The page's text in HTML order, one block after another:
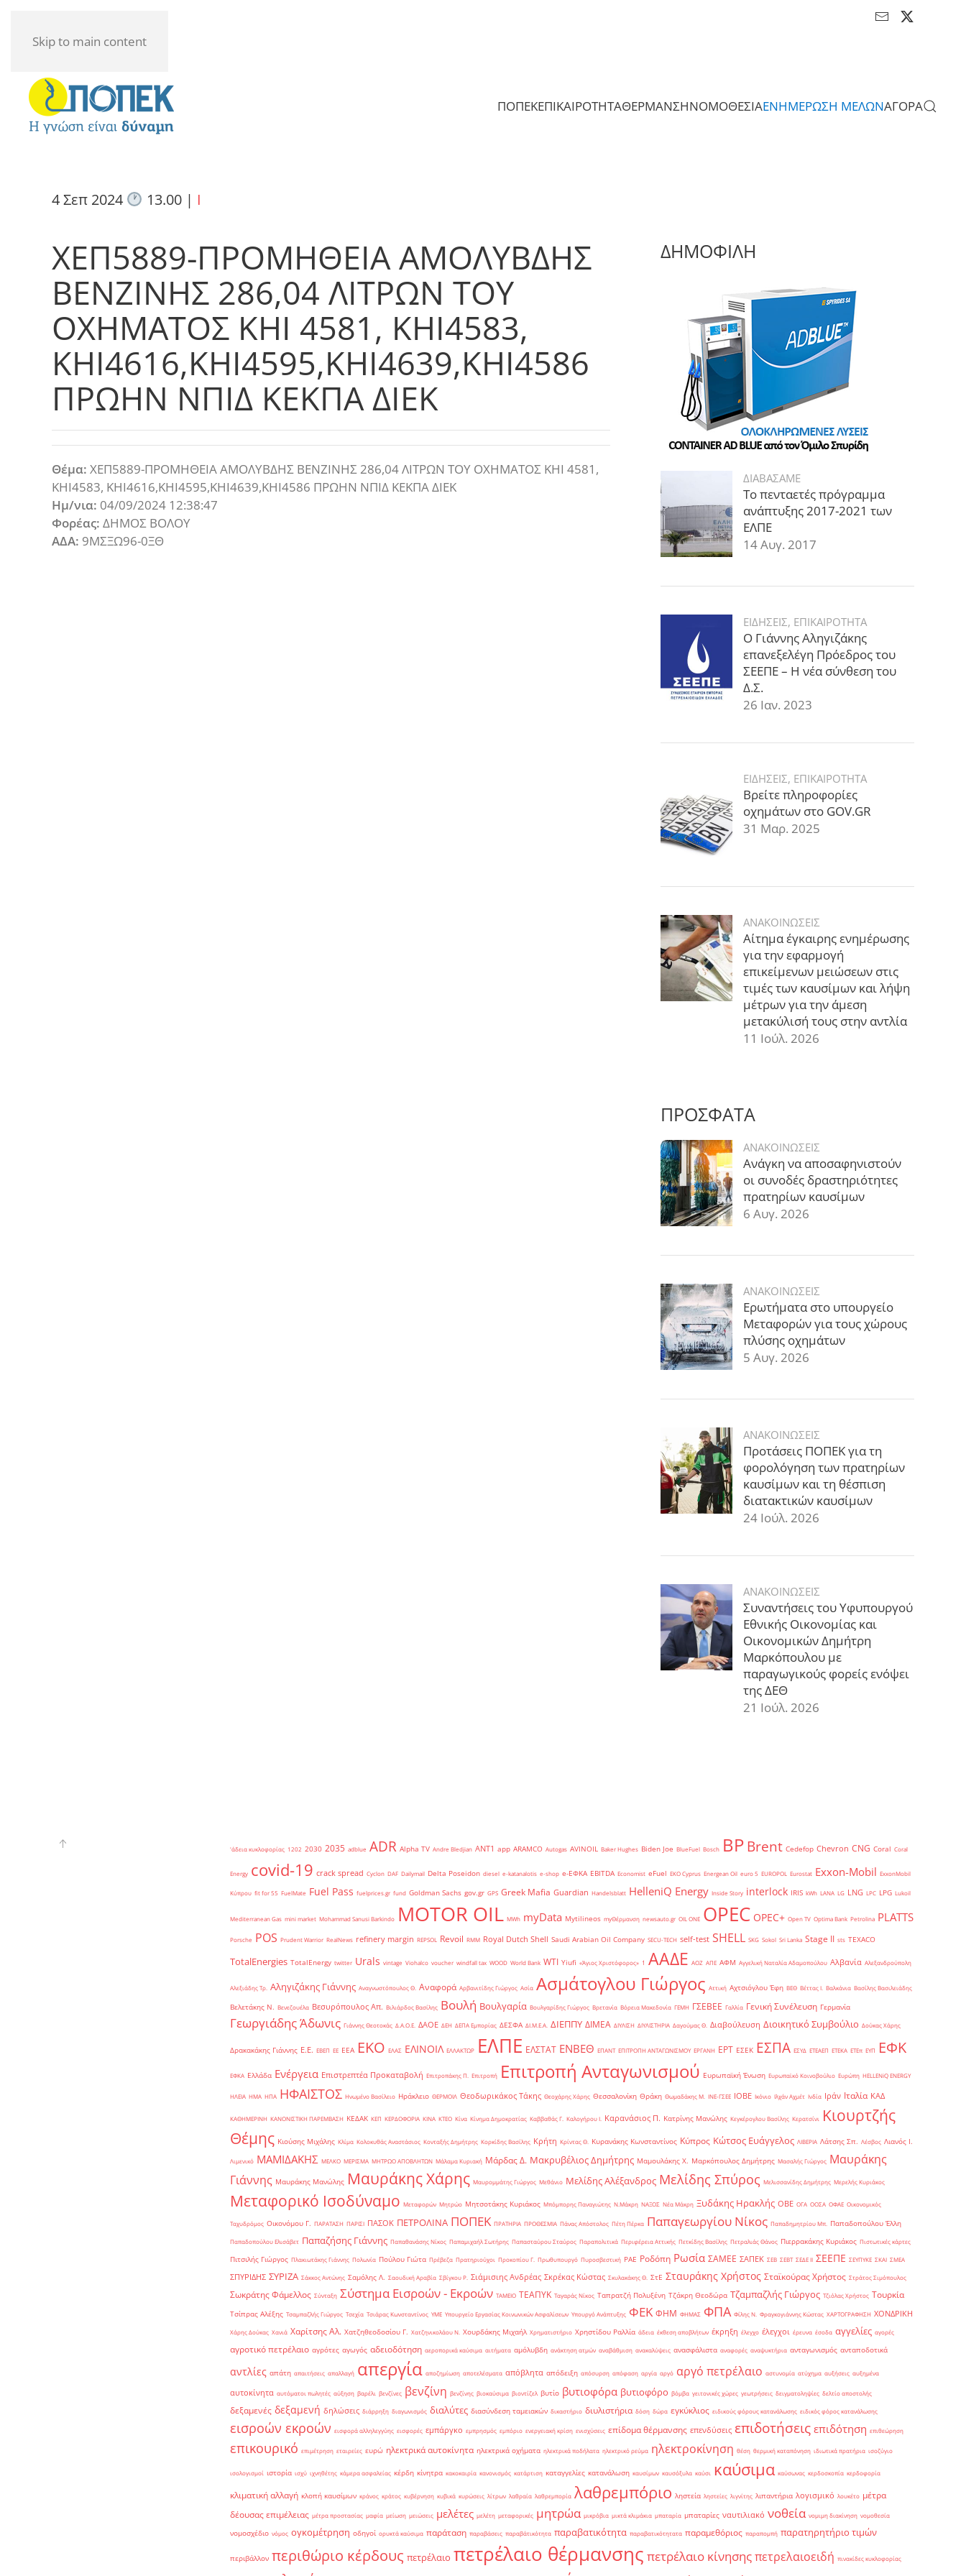
Skip to main content
ΠΟΠΕΚΕΠΙΚΑΙΡΟΤΗΤΑΘΕΡΜΑΝΣΗΝΟΜΟΘΕΣΙΑΕΝΗΜΕΡΩΣΗ ΜΕΛΩΝΑΓΟΡΑ
4 Σεπ 2024 13.00| I
ΧΕΠ5889-ΠΡΟΜΗΘΕΙΑ ΑΜΟΛΥΒΔΗΣ
ΒΕΝΖΙΝΗΣ 286,04 ΛΙΤΡΩΝ ΤΟΥ
ΟΧΗΜΑΤΟΣ ΚΗΙ 4581, ΚΗΙ4583,
ΚΗΙ4616,ΚΗΙ4595,ΚΗΙ4639,ΚΗΙ4586
ΠΡΩΗΝ ΝΠΙΔ ΚΕΚΠΑ ΔΙΕΚ
Θέμα: ΧΕΠ5889-ΠΡΟΜΗΘΕΙΑ ΑΜΟΛΥΒΔΗΣ ΒΕΝΖΙΝΗΣ 286,04 ΛΙΤΡΩΝ ΤΟΥ ΟΧΗΜΑΤΟΣ ΚΗΙ 4581,
ΚΗΙ4583, ΚΗΙ4616,ΚΗΙ4595,ΚΗΙ4639,ΚΗΙ4586 ΠΡΩΗΝ ΝΠΙΔ ΚΕΚΠΑ ΔΙΕΚ
Ημ/νια: 04/09/2024 12:38:47
Φορέας: ΔΗΜΟΣ ΒΟΛΟΥ
ΑΔΑ: 9ΜΣΞΩ96-0ΞΘ
ΔΗΜΟΦΙΛΗ
ΔΙΑΒΑΣΑΜΕ
Το πενταετές πρόγραμμα
ανάπτυξης 2017-2021 των
ΕΛΠΕ
14 Αυγ. 2017
ΕΙΔΗΣΕΙΣ, ΕΠΙΚΑΙΡΟΤΗΤΑ
Ο Γιάννης Αληγιζάκης
επανεξελέγη Πρόεδρος του
ΣΕΕΠΕ – Η νέα σύνθεση του
Δ.Σ.
26 Ιαν. 2023
ΕΙΔΗΣΕΙΣ, ΕΠΙΚΑΙΡΟΤΗΤΑ
Βρείτε πληροφορίες
οχημάτων στο GOV.GR
31 Μαρ. 2025
ΑΝΑΚΟΙΝΩΣΕΙΣ
Αίτημα έγκαιρης ενημέρωσης
για την εφαρμογή
επικείμενων μειώσεων στις
τιμές των καυσίμων και λήψη
μέτρων για την άμεση
μετακύλισή τους στην αντλία
11 Ιούλ. 2026
ΠΡΟΣΦΑΤΑ
ΑΝΑΚΟΙΝΩΣΕΙΣ
Ανάγκη να αποσαφηνιστούν
οι συνοδές δραστηριότητες
πρατηρίων καυσίμων
6 Αυγ. 2026
ΑΝΑΚΟΙΝΩΣΕΙΣ
Ερωτήματα στο υπουργείο
Μεταφορών για τους χώρους
πλύσης οχημάτων
5 Αυγ. 2026
ΑΝΑΚΟΙΝΩΣΕΙΣ
Προτάσεις ΠΟΠΕΚ για τη
φορολόγηση των πρατηρίων
καυσίμων και τη θέσπιση
διατακτικών καυσίμων
24 Ιούλ. 2026
ΑΝΑΚΟΙΝΩΣΕΙΣ
Συναντήσεις του Υφυπουργού
Εθνικής Οικονομίας και
Οικονομικών Δημήτρη
Μαρκόπουλου με
παραγωγικούς φορείς ενόψει
της ΔΕΘ
21 Ιούλ. 2026
'άδεια κυκλοφορίας 1202 2030 2035 adblue ADR Alpha TV Andre Bledjian ANT1 app ARAMCO Autogas AVINOIL Baker Hughes Biden Joe BlueFuel Bosch BPBrent Cedefop Chevron CNG Coral Coral
Energy covid-19 crack spread Cyclon DAF Dailymail Delta Poseidon diesel e-katanalotis e-shop e-ΕΦΚΑ EBITDA Economist eFuel EKO Cyprus Energean Oil euro 5 EUROPOL Eurostat Exxon-Mobil ExxonMobil
Κύπρου fit for 55 FuelMate Fuel Pass fuelprices.gr fund Goldman Sachs gov.gr GPS Greek Mafia Guardian Handelsblatt HelleniQ Energy Inside Story interlock IRIS kWh LANA LG LNG LPC LPG Lukoil
Mediterranean Gas mini market Mohammad Sanusi Barkindo MOTOR OIL MWh myData Mytilineos myΘέρμανση newsauto.gr OIL ONE OPEC OPEC+ Open TV Optima Bank Petrolina PLATTS
Porsche POS Prudent Warrior RealNews refinery margin REPSOL Revoil RMM Royal Dutch Shell Saudi Arabian Oil Company SECU-TECH self-test SHELL SKG Sokol Sri Lanka Stage II sts TEXACO
TotalEnergies TotalEnergy twitter Urals vintage Viohalco voucher windfall tax WOOD World Bank WTI Yiufi «Άγιος Χριστόφορος» ΄1 ΑΑΔΕ ΑΟΖ ΑΠΕ ΑΦΜ Αγγελική Ναταλία Αδαμοπούλου Αλβανία Αλεξανδρούπολη
Αλεξιάδης Τρ. Αληγιζάκης Γιάννης Αναγνωστόπουλος Θ. Αναφορά Αρβανιτίδης Γιώργος Ασία Ασμάτογλου Γιώργος Αττική Αχτσιόγλου Έφη ΒΕΘ Βέττας Ι. Βαλκάνια Βασίλης Βασιλειάδης
Βελετάκης Ν. Βενεζουέλα Βεσυρόπουλος Απ. Βιλιάρδος Βασίλης Βουλή Βουλγαρία Βουλγαρίδης Γιώργος Βρετανία Βόρεια Μακεδονία ΓΕΜΗ ΓΣΕΒΕΕ Γαλλία Γενική Συνέλευση Γερμανία
Γεωργιάδης Άδωνις Γιάννης Θεοτοκάς Δ.Α.Ο.Ε. ΔΑΟΕ ΔΕΗ ΔΕΠΑ Εμπορίας ΔΕΣΦΑ ΔΙ.Μ.Ε.Α. ΔΙΕΠΠΥ ΔΙΜΕΑ ΔΙΥΛΙΣΗ ΔΙΥΛΙΣΤΗΡΙΑ Δαγούμας Θ. Διαβούλευση Διοικητικό Συμβούλιο Δούκας Χάρης
Δρακακάκης Γιάννης Ε.Ε. ΕΒΕΠ ΕΕ ΕΕΑ ΕΚΟ ΕΛΑΣ ΕΛΙΝΟΙΛ ΕΛΛΑΚΤΩΡ ΕΛΠΕ ΕΛΣΤΑΤ ΕΝΒΕΘ ΕΠΑΝΤ ΕΠΙΤΡΟΠΗ ΑΝΤΑΓΩΝΙΣΜΟΥ ΕΡΓΑΝΗ ΕΡΤ ΕΣΕΚ ΕΣΠΑ ΕΣΥΔ ΕΤΕΑΕΠ ΕΤΕΚΑ ΕΤΕπ ΕΥΠ ΕΦΚ
ΕΦΚΑ Ελλάδα Ενέργεια Επιστρεπτέα Προκαταβολή Επιτροπάκης Π. Επιτροπή Επιτροπή Ανταγωνισμού Ευρωπαϊκή Ένωση Ευρωπαϊκό Κοινοβούλιο Ευρώπη ΗELLENiQ ENERGY
ΗΛΕΙΑ ΗΜΑ ΗΠΑ ΗΦΑΙΣΤΟΣ Ηνωμένο Βασίλειο Ηράκλειο ΘΕΡΜΟΙΛ Θεοδωρικάκος Τάκης Θεοχάρης Χάρης Θεσσαλονίκη Θράκη Θωμαδάκης Μ. ΙΝΕ-ΓΣΕΕ ΙΟΒΕ Ικόνιο Ιλχάν Αχμέτ Ινδία Ιράν Ιταλία ΚΑΔ
ΚΑΘΗΜΕΡΙΝΗ ΚΑΝΟΝΙΣΤΙΚΗ ΠΑΡΕΜΒΑΣΗ ΚΕΔΑΚ ΚΕΠ ΚΕΡΔΟΦΟΡΙΑ ΚΙΝΑ ΚΤΕΟ Κίνα Κίνημα Δημοκρατίας Καββαθάς Γ. Καλογήρου Ι. Καρανάσιος Π. Κατρίνης Μανώλης Κεγκέρογλου Βασίλης Κερατσίνι
Κιουρτζής
Θέμης Κιούσης Μιχάλης Κλίμα Κολοκυθάς Αναστάσιος Κονταξής Δημήτρης Κορκίδης Βασίλης Κρήτη Κρίντας Θ. Κυρανάκης Κωνσταντίνος Κύπρος Κώτσος Ευάγγελος ΛΙΒΕΡΙΑ Λάτσης Σπ. Λέσβος Λιανός Ι.
Λιμενικό ΜΑΜΙΔΑΚΗΣ ΜΕΛΚΟ ΜΕΡΙΣΜΑ ΜΗΤΡΩΟ ΑΠΟΒΛΗΤΩΝ Μάλαμα Κυριακή Μάρδας Δ. Μακρυβέλιος Δημήτρης Μαμουλάκης Χ. Μαρκόπουλος Δημήτρης Μασαλής Γιώργος Μαυράκης
Γιάννης Μαυράκης Μανώλης Μαυράκης Χάρης Μαυρομμάτης Γιώργος Μεθάνιο Μελίδης Αλέξανδρος Μελίδης Σπύρος Μελισσανίδης Δημήτρης Μερελής Κυριάκος
Μεταφορικό Ισοδύναμο Μεταφορών Μητρώο Μητσοτάκης Κυριάκος Μπόμπορης Παναγιώτης Ν.Μάκρη ΝΑΞΟΣ Νέα Μάκρη Ξυδάκης Ηρακλής ΟΒΕ ΟΓΑ ΟΟΣΑ ΟΦΑΕ Οικονομικός
Ταχυδρόμος Οικονόμου Γ. ΠΑΡΑΤΑΣΗ ΠΑΡΙΣΙ ΠΑΣΟΚ ΠΕΤΡΟΛΙΝΑ ΠΟΠΕΚ ΠΡΑΤΗΡΙΑ ΠΡΟΘΕΣΜΙΑ Πάνας Απόστολος Πέτη Πέρκα Παπαγεωργίου Νίκος Παπαδημητρίου Μπ. Παπαδοπούλου Έλλη
Παπαδοπούλου Ελισάβετ Παπαζήσης Γιάννης Παπαθανάσης Νίκος Παπαμιχαήλ Σωτήρης Παπασταύρου Σταύρος Παραπολιτικά Περιφέρεια Αττικής Πετκίδης Βασίλης Πετραλιάς Θάνος Πιερρακάκης Κυριάκος Πιστωτικές κάρτες
Πιτσιλής Γιώργος Πλακιωτάκης Γιάννης Πολωνία Πούλου Γιώτα Πρέβεζα Πρατηριούχοι Προκοπίου Γ. Πρωθυπουργό Πυροσβεστική ΡΑΕ Ροδόπη Ρωσία ΣΑΜΕΕ ΣΑΠΕΚ ΣΕΒ ΣΕΒΤ ΣΕΔΕ ΙΙ ΣΕΕΠΕ ΣΕΥΠΥΚΕ ΣΚΑΙ ΣΜΕΑ
ΣΠΥΡΙΔΗΣ ΣΥΡΙΖΑ Σάκκος Αντώνης Σαμόλης Λ. Σαουδική Αραβία Σβίγκου Ρ. Σιάμισιης Ανδρέας Σκρέκας Κώστας Σκυλακάκης Θ. ΣτΕ Σταυράκης Χρήστος Σταϊκούρας Χρήστος Στράτος Σιμόπουλος
Σωκράτης Φάμελλος Σύνταξη Σύστημα Εισροών - Εκροών ΤΑΜΕΙΟ ΤΕΑΠΥΚ Ταγαράς Νίκος Ταπρατζή Πολυξένη Τζάκρη Θεοδώρα Τζαμπαζλής Γιώργος Τζιόλας Χρήστος Τουρκία
Τσίπρας Αλέξης Τσαμπαζλής Γιώργος Τσεχία Τσιάρας Κωνσταντίνος ΥΜΕ Υπουργείο Εργασίας Κοινωνικών Ασφαλίσεων Υπουργό Ανάπτυξης ΦΕΚ ΦΗΜ ΦΗΜΑΣ ΦΠΑ Φίλης Ν. Φραγκογιάννης Κώστας ΧΑΡΤΟΓΡΑΦΗΣΗ ΧΟΝΔΡΙΚΗ
Χάρης Δούκας Χανιά Χαρίτσης Αλ. Χατζηθεοδοσίου Γ. Χατζηνικολάου Ν. Χουρδάκης Μιχαήλ Χρηματιστήριο Χρηστίδου Ραλλία άδεια έκθεση αποβλήτων έκρηξη έλεγχο έλεγχοι έρευνα έσοδα αγγελίες αγορές
αγροτικό πετρέλαιο αγρότες αγωγός αδειοδότηση αεροπορικά καύσιμα αιτήματα αμόλυβδη ανάκτηση ατμών αναβάθμιση ανακαλύψεις ανασφάλιστα αναφορές αναψυκτήρια ανταγωνισμός ανταποδοτικά
αντλίες απάτη απαιτήσεις απαλλαγή απεργία αποζημίωση αποτελέσματα απόβλητα απόδειξη απόσυρση απόφαση αργία αργό αργό πετρέλαιο αστυνομία ατύχημα αυξήσεις αυξημένα
αυτοκίνητα αυτόματοι πωλητές αύξηση βαρέλι βενζίνες βενζίνη βενζίνης βιοκαύσιμα βιοντίζελ βυτίο βυτιοφόρα βυτιοφόρο βόμβα γειτονικές χώρες γεωτρήσεις δειγματοληψίες δελτίο αποστολής
δεξαμενές δεξαμενή δηλώσεις διάρρηξη διαγωνισμός διαλύτες διασύνδεση ταμειακών δικαστήριο διυλιστήρια δόση δώρα εγκύκλιος ειδικούς φόρους κατανάλωσης ειδικός φόρος κατανάλωσης
εισροών εκροών εισφορά αλληλεγγύης εισφορές εμπάργκο εμπρησμός εμπόριο ενεργειακή κρίση ενισχύσεις επίδομα θέρμανσης επενδύσεις επιδοτήσεις επιδότηση επιθεώρηση
επικουρικό επιμέτρηση εταιρείες ευρώ ηλεκτρικά αυτοκίνητα ηλεκτρικά οχήματα ηλεκτρικά ποδήλατα ηλεκτρικό ρεύμα ηλεκτροκίνηση θέση θερμική καταπόνηση ιδιωτικά πρατήρια ισοζύγιο
ισολογισμοί ιστορία ισχύ ιχνηθέτης κάμερα ασφαλείας κέρδη κίνητρα κακοκαιρία κανονισμός κατάρτιση καταγγελίες κατανάλωση καυσίμων καυσόξυλα καύσι καύσιμα καύσωνας κερδοσκοπία κερδοφορία
κλιματική αλλαγή κλοπή καυσίμων κράνος κράτος κυβέρνηση κυβικά κυρώσεις λίτρων λαθραία λαθρεμπορία λαθρεμπόριο ληστεία ληστείες λιγνίτης λιπαντήρια λογισμικό λουκέτο μέτρα
δέουσας επιμέλειας μέτρα προστασίας μαφία μείωση μειώσεις μελέτες μελέτη μεταφορικές μητρώα μικρόβια μικτά κλιμάκια μπαταρία μπαταρίες ναυτιλιακό νοθεία νομιμη διακίνηση νομοθεσία
νομοσχέδιο νόμος ογκομέτρηση οδηγοί ορυκτά καύσιμα παράταση παραβάσεις παραβάτικότητα παραβατικότητα παραβατικότητατα παραμεθόριος παραπομπή παρατηρητήριο τιμών
περιβάλλον περιθώριο κέρδους πετρέλαιο πετρέλαιο θέρμανσης πετρέλαιο κίνησηςπετρελαιοειδή πινακίδες κυκλοφορίας